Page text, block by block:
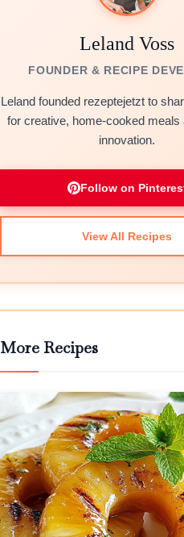
Leland Voss
FOUNDER & RECIPE
Leland founded rezeptejetzt to
for creative, home-cooked meals
innovation.
Follow on
View All Recipes
More Recipes